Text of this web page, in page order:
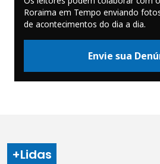
Roraima em Tempo enviando
de acontecimentos do dia a dia.
Envie sua
+Lidas